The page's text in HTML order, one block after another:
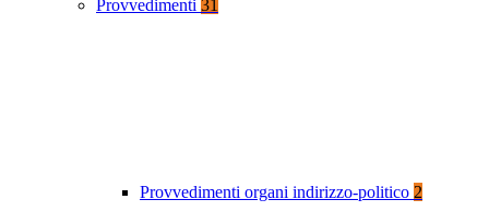
Provvedimenti 31
Provvedimenti organi indirizzo-politico 2